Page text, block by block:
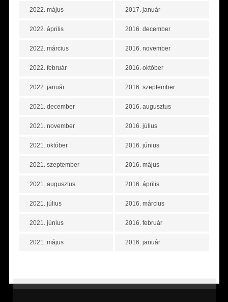
2022. május
2022. április
2022. március
2022. február
2022. január
2021. december
2021. november
2021. október
2021. szeptember
2021. augusztus
2021. július
2021. június
2021. május
2017. január
2016. december
2016. november
2016. október
2016. szeptember
2016. augusztus
2016. július
2016. június
2016. május
2016. április
2016. március
2016. február
2016. január